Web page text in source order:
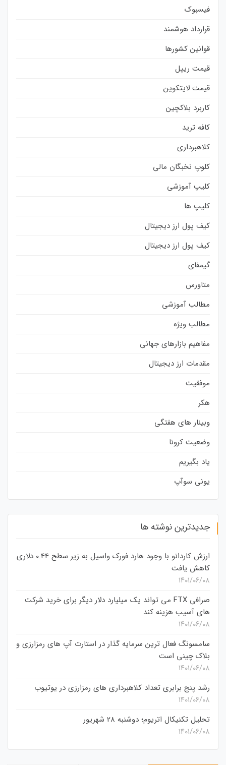
فیسبوک
قرارداد هوشمند
قوانین کشورها
قیمت ریپل
قیمت لایتکوین
کاربرد بلاکچین
کافه ترید
کلاهبرداری
کلوپ نخبگان مالی
کلیپ آموزشی
کلیپ ها
کیف پول ارز دیجیتال
کیف پول ارز دیجیتال
گیمفای
متاورس
مطالب آموزشی
مطالب ویژه
مفاهیم بازارهای جهانی
مقدمات ارز دیجیتال
موفقیت
هکر
وبینار های هفتگی
وضعیت کرونا
یاد بگیریم
یونی سوآپ
جدیدترین نوشته ها
ارزش کاردانو با وجود هارد فورک واسیل به زیر سطح 0.44 دلاری
کاهش یافت
۱۴۰۱/۰۶/۰۸
صرافی FTX می تواند یک میلیارد دلار دیگر برای خرید شرکت
های آسیب هزینه کند
۱۴۰۱/۰۶/۰۸
سامسونگ فعال‌ ترین سرمایه‌ گذار در استارت‌ آپ‌ های رمزارزی و
بلاک چینی است
۱۴۰۱/۰۶/۰۸
رشد پنج برابری تعداد کلاهبرداری های رمزارزی در یوتیوب
۱۴۰۱/۰۶/۰۸
تحلیل تکنیکال اتریوم؛ دوشنبه 28 شهریور
۱۴۰۱/۰۶/۰۸